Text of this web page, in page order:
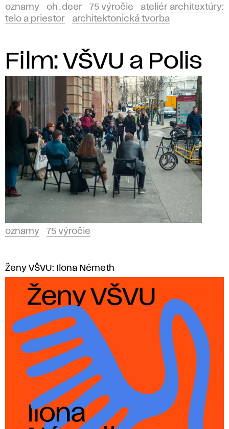
oznamy oh_deer 75 výročie
ateliér architextúry:
telo a priestor
architektonická tvorba
Film: VŠVU a Polis
oznamy 75 výročie
Ženy VŠVU: Ilona Németh